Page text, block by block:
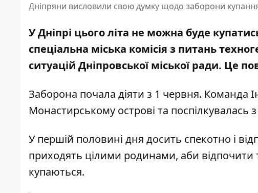
Дніпряни висловили свою думку щодо заборони
У Дніпрі цього літа не можна буде
спеціальна міська комісія з питань
ситуацій Дніпровської міської ради. Це
Заборона почала діяти з 1 червня. Команда
Монастирському острові та
У першій половині дня досить спекотно і
приходять цілими родинами, аби
купаються.